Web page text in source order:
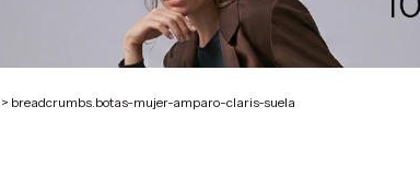
> breadcrumbs.botas-mujer-amparo-claris-suela